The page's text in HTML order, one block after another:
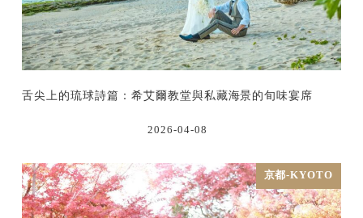
舌尖上的琉球詩篇：希艾爾教堂與私藏海景的旬味宴席
2026-04-08
京都-KYOTO